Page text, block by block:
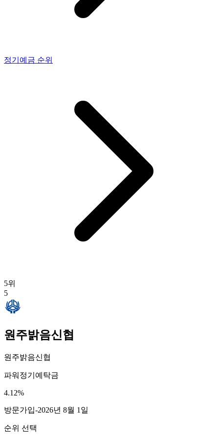
정기예금 순위
5위
5
원주밝음신협
원주밝음신협
파워정기예탁금
4.12%
방문가입-2026년 8월 1일
순위 선택